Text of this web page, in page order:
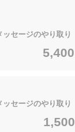
セージのやり取り
5,400
セージのやり取り
1,500